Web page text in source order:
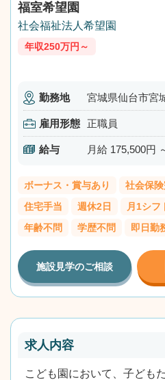
福室希望園
社会福祉法人希望園
年収250万円～
勤務地 宮城県仙台市宮
雇用形態 正職員
給与 月給 175,500円
ボーナス・賞与あり 社会保
住宅手当
週休2日 月1シフ
年齢不問
学歴不問 即日勤
施設見学のご相談
求人内容
こども園において、子ども